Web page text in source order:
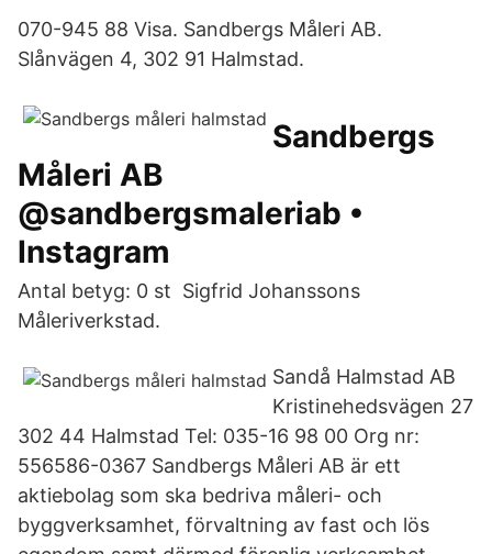
070-945 88 Visa. Sandbergs Måleri AB.
Slånvägen 4, 302 91 Halmstad.
Sandbergs
Måleri AB
@sandbergsmaleriab •
Instagram
Antal betyg: 0 st Sigfrid Johanssons
Måleriverkstad.
Sandå Halmstad AB
Kristinehedsvägen 27
302 44 Halmstad Tel: 035-16 98 00 Org nr:
556586-0367 Sandbergs Måleri AB är ett
aktiebolag som ska bedriva måleri- och
byggverksamhet, förvaltning av fast och lös